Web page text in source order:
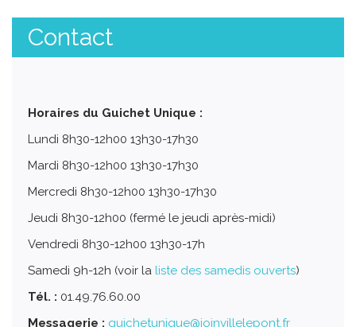
Contact
Horaires du Guichet Unique :
Lundi 8h30-12h00 13h30-17h30
Mardi 8h30-12h00 13h30-17h30
Mercredi 8h30-12h00 13h30-17h30
Jeudi 8h30-12h00 (fermé le jeudi après-midi)
Vendredi 8h30-12h00 13h30-17h
Samedi 9h-12h (voir la liste des samedis ouverts)
Tél. : 01.49.76.60.00
Messagerie : guichetunique@joinvillelepont.fr